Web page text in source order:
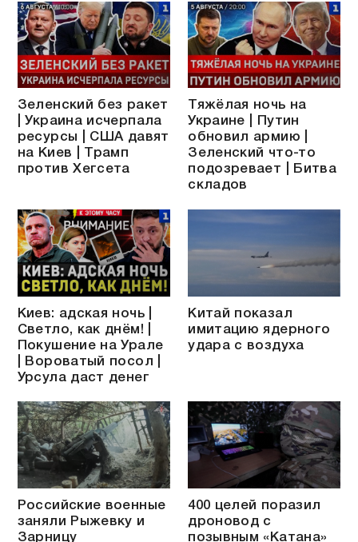
Зеленский без ракет
| Украина исчерпала
ресурсы | США давят
на Киев | Трамп
против Хегсета
Тяжёлая ночь на
Украине | Путин
обновил армию |
Зеленский что-то
подозревает | Битва
складов
Киев: адская ночь |
Светло, как днём! |
Покушение на Урале
| Вороватый посол |
Урсула даст денег
Китай показал
имитацию ядерного
удара с воздуха
Российские военные
заняли Рыжевку и
Зарницу
400 целей поразил
дроновод с
позывным «Катана»